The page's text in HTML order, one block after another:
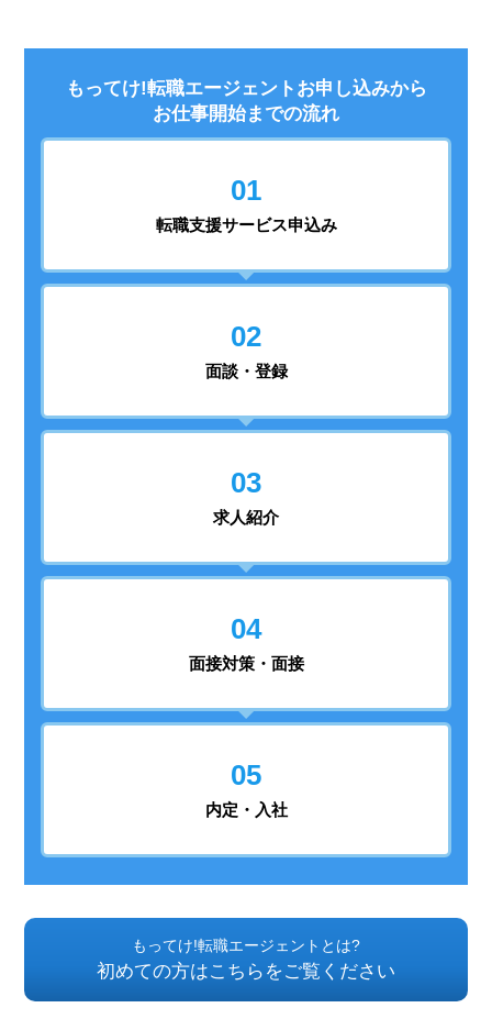
もってけ!転職エージェントお申し込みから
お仕事開始までの流れ
01
転職支援サービス申込み
02
面談・登録
03
求人紹介
04
面接対策・面接
05
内定・入社
もってけ!転職エージェントとは?
初めての方はこちらをご覧ください